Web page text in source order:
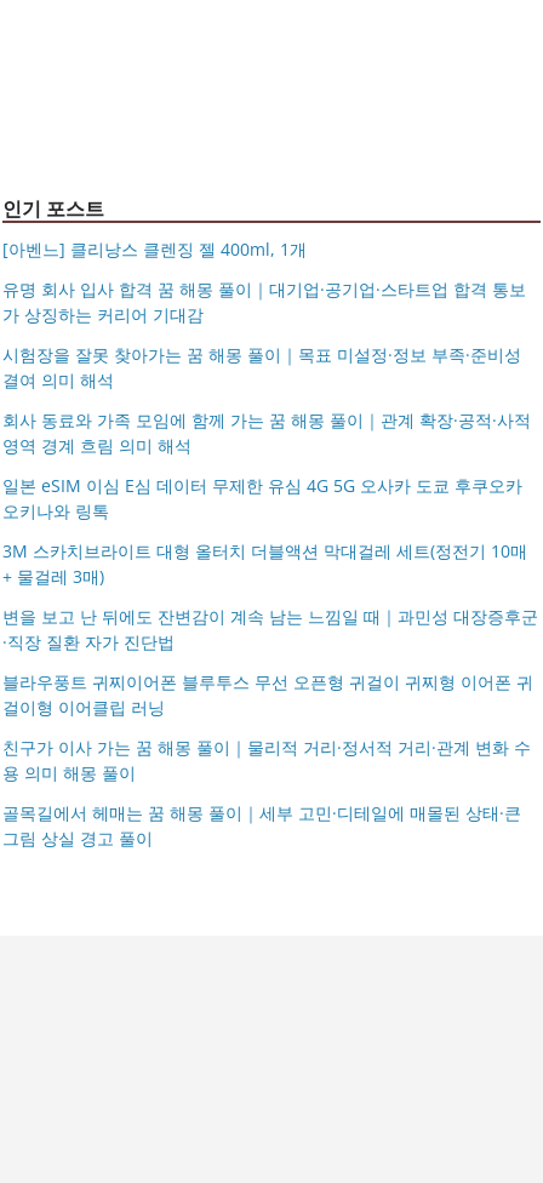
인기 포스트
[아벤느] 클리낭스 클렌징 젤 400ml, 1개
유명 회사 입사 합격 꿈 해몽 풀이｜대기업·공기업·스타트업 합격 통보
가 상징하는 커리어 기대감
시험장을 잘못 찾아가는 꿈 해몽 풀이｜목표 미설정·정보 부족·준비성
결여 의미 해석
회사 동료와 가족 모임에 함께 가는 꿈 해몽 풀이｜관계 확장·공적·사적
영역 경계 흐림 의미 해석
일본 eSIM 이심 E심 데이터 무제한 유심 4G 5G 오사카 도쿄 후쿠오카
오키나와 링톡
3M 스카치브라이트 대형 올터치 더블액션 막대걸레 세트(정전기 10매
+ 물걸레 3매)
변을 보고 난 뒤에도 잔변감이 계속 남는 느낌일 때｜과민성 대장증후군
·직장 질환 자가 진단법
블라우풍트 귀찌이어폰 블루투스 무선 오픈형 귀걸이 귀찌형 이어폰 귀
걸이형 이어클립 러닝
친구가 이사 가는 꿈 해몽 풀이｜물리적 거리·정서적 거리·관계 변화 수
용 의미 해몽 풀이
골목길에서 헤매는 꿈 해몽 풀이｜세부 고민·디테일에 매몰된 상태·큰
그림 상실 경고 풀이